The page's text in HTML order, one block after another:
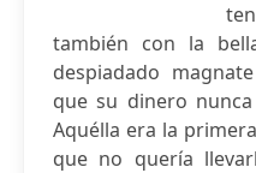
también con la
despiadado
que su dinero
Aquélla era la
que no quería